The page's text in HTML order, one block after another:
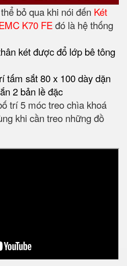
bỏ qua khi nói đến Két
K70 FEđó là hệ thống
két được đổ lớp bê tông
tấm sắt 80 x 100 dày dặn
2 bản lề đặc
trí 5 móc treo chìa khoá
khi cần treo những đồ